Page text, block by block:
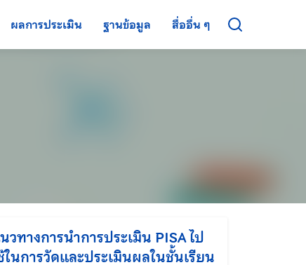
ผลการประเมิน ฐานข้อมูล สื่ออื่น ๆ
วทางการนำการประเมิน PISA ไป
ในการวัดและประเมินผลในชั้นเรียน